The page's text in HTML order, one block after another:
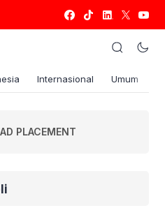
Internasional Umum
AD PLACEMENT